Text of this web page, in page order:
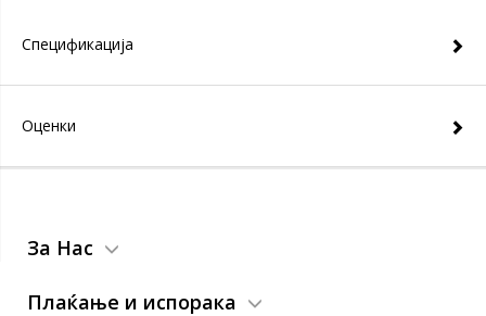
Спецификација
Оценки
За Нас
Плаќање и испорака